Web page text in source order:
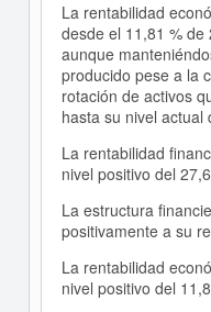
La rentabilidad
desde el 11,81 %
aunque
producido pese a la
rotación de activos
hasta su nivel actual
La rentabilidad
nivel positivo del
La estructura
positivamente a su
La rentabilidad
nivel positivo del